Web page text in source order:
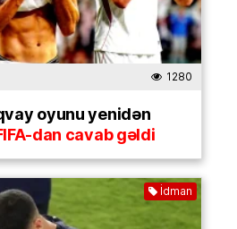
1280
oyunu yenidən
dan cavab gəldi
İdman